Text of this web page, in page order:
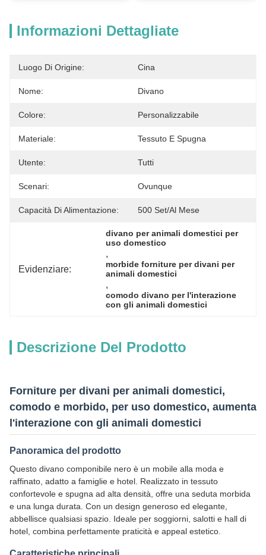
Informazioni Dettagliate
Luogo Di Origine: Cina
Nome: Divano
Colore: Personalizzabile
Materiale: Tessuto E Spugna
Utente: Tutti
Scenari: Ovunque
Capacità Di Alimentazione: 500 Set/al Mese
Evidenziare:
divano per animali domestici per
uso domestico
,
morbide forniture per divani per
animali domestici
,
comodo divano per l'interazione
con gli animali domestici
Descrizione Del Prodotto
Forniture per divani per animali domestici,
comodo e morbido, per uso domestico, aumenta
l'interazione con gli animali domestici
Panoramica del prodotto
Questo divano componibile nero è un mobile alla moda e
raffinato, adatto a famiglie e hotel. Realizzato in tessuto
confortevole e spugna ad alta densità, offre una seduta morbida
e una lunga durata. Con un design generoso ed elegante,
abbellisce qualsiasi spazio. Ideale per soggiorni, salotti e hall di
hotel, combina perfettamente praticità e appeal estetico.